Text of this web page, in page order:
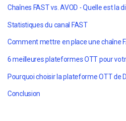
Chaînes FAST vs. AVOD - Quelle est la
Statistiques du canal FAST
6 meilleures plateformes OTT pour
Pourquoi choisir la plateforme OTT de
Conclusion